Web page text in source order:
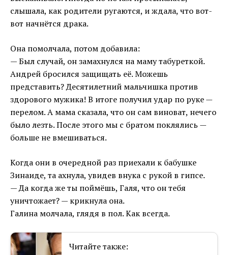
слышала, как родители ругаются, и ждала, что вот-
вот начнётся драка.
Она помолчала, потом добавила:
— Был случай, он замахнулся на маму табуреткой.
Андрей бросился защищать её. Можешь
представить? Десятилетний мальчишка против
здорового мужика! В итоге получил удар по руке —
перелом. А мама сказала, что он сам виноват, нечего
было лезть. После этого мы с братом поклялись —
больше не вмешиваться.
Когда они в очередной раз приехали к бабушке
Зинаиде, та ахнула, увидев внука с рукой в гипсе.
— Да когда же ты поймёшь, Галя, что он тебя
уничтожает? — крикнула она.
Галина молчала, глядя в пол. Как всегда.
Читайте также: